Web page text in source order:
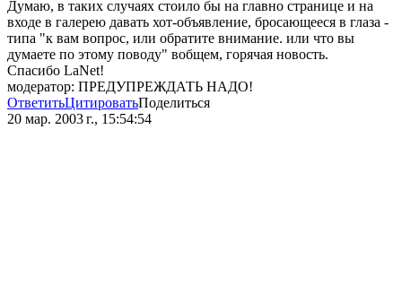
Думаю, в таких случаях стоило бы на главно странице и на
входе в галерею давать хот-объявление, бросающееся в глаза -
типа "к вам вопрос, или обратите внимание. или что вы
думаете по этому поводу" вобщем, горячая новость.
Спасибо LaNet!
модератор: ПРЕДУПРЕЖДАТЬ НАДО!
ОтветитьЦитироватьПоделиться
20 мар. 2003 г., 15:54:54